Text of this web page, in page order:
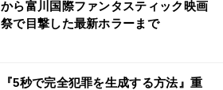
から富川国際ファンタスティック映画
祭で目撃した最新ホラーまで
『5秒で完全犯罪を生成する方法』重